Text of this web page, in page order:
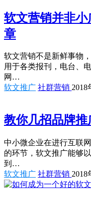
软文营销并非
章
软文营销不是新鲜事物
用于各类报刊，电台、
网…
软文推广 社群营销 2018
教你几招品牌推
中小微企业在进行互联
的环节，软文推广能够
到…
软文推广 社群营销 2018